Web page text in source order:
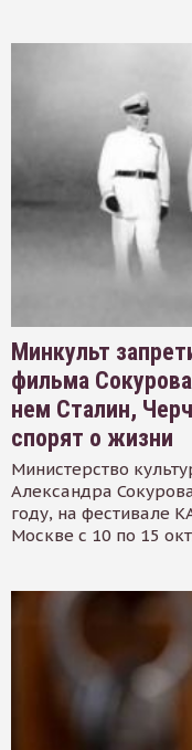
Минкульт
фильма
нем Сталин,
спорят о жизни
Министерство
Александра
году, на фестивале
Москве с 10 по 15